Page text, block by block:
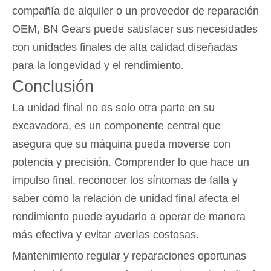
compañía de alquiler o un proveedor de reparación
OEM, BN Gears puede satisfacer sus necesidades
con unidades finales de alta calidad diseñadas
para la longevidad y el rendimiento.
Conclusión
La unidad final no es solo otra parte en su
excavadora, es un componente central que
asegura que su máquina pueda moverse con
potencia y precisión. Comprender lo que hace un
impulso final, reconocer los síntomas de falla y
saber cómo la relación de unidad final afecta el
rendimiento puede ayudarlo a operar de manera
más efectiva y evitar averías costosas.
Mantenimiento regular y reparaciones oportunas